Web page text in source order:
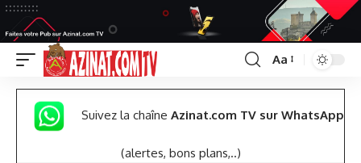
Font
Resizer
Aa
Suivez la chaîne Azinat.com TV sur WhatsApp
(alertes, bons plans,..)